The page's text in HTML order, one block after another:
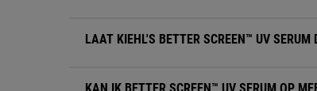
LAAT KIEHL'S BETTER SCREEN™ UV
KAN IK BETTER SCREEN™ UV SERUM OP